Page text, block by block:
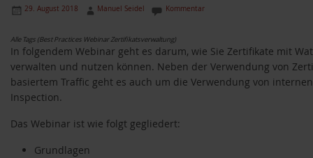
29. August 2018 Manuel Seidel Kommentar
Alle Tags (Best Practices Webinar Zertifikatsverwaltung)
In folgendem Webinar geht es darum, wie Sie Zertifikate mit
verwalten und nutzen können. Neben der Verwendung von
basiertem Traffic geht es auch um die Verwendung von
Inspection.
Das Webinar ist wie folgt gegliedert:
Grundlagen